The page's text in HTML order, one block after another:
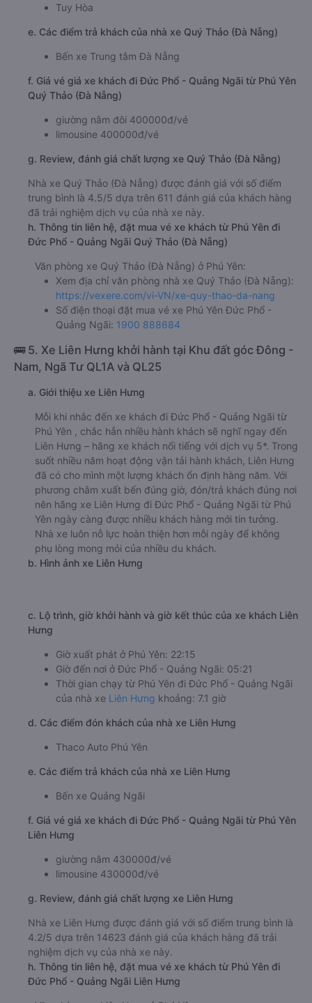
Tuy Hòa
e. Các điểm trả khách của nhà xe Quý Thảo (Đà Nẵng)
Bến xe Trung tâm Đà Nẵng
f. Giá vé giá xe khách đi Đức Phổ - Quảng Ngãi từ Phú Yên
Quý Thảo (Đà Nẵng)
giường nằm đôi 400000đ/vé
limousine 400000đ/vé
g. Review, đánh giá chất lượng xe Quý Thảo (Đà Nẵng)
Nhà xe Quý Thảo (Đà Nẵng) được đánh giá với số điểm
trung bình là 4.5/5 dựa trên 611 đánh giá của khách hàng
đã trải nghiệm dịch vụ của nhà xe này.
h. Thông tin liên hệ, đặt mua vé xe khách từ Phú Yên đi
Đức Phổ - Quảng Ngãi Quý Thảo (Đà Nẵng)
Văn phòng xe Quý Thảo (Đà Nẵng) ở Phú Yên:
Xem địa chỉ văn phòng nhà xe Quý Thảo (Đà Nẵng):
https://vexere.com/vi-VN/xe-quy-thao-da-nang
Số điện thoại đặt mua vé xe Phú Yên Đức Phổ -
Quảng Ngãi: 1900 888684
🚌 5. Xe Liên Hưng khởi hành tại Khu đất góc Đông -
Nam, Ngã Tư QL1A và QL25
a. Giới thiệu xe Liên Hưng
Mỗi khi nhắc đến xe khách đi Đức Phổ - Quảng Ngãi từ
Phú Yên , chắc hẳn nhiều hành khách sẽ nghĩ ngay đến
Liên Hưng – hãng xe khách nổi tiếng với dịch vụ 5*. Trong
suốt nhiều năm hoạt động vận tải hành khách, Liên Hưng
đã có cho mình một lượng khách ổn định hàng năm. Với
phương châm xuất bến đúng giờ, đón/trả khách đúng nơi
nên hãng xe Liên Hưng đi Đức Phổ - Quảng Ngãi từ Phú
Yên ngày càng được nhiều khách hàng mới tin tưởng.
Nhà xe luôn nỗ lực hoàn thiện hơn mỗi ngày để không
phụ lòng mong mỏi của nhiều du khách.
b. Hình ảnh xe Liên Hưng
c. Lộ trình, giờ khởi hành và giờ kết thúc của xe khách Liên
Hưng
Giờ xuất phát ở Phú Yên: 22:15
Giờ đến nơi ở Đức Phổ - Quảng Ngãi: 05:21
Thời gian chạy từ Phú Yên đi Đức Phổ - Quảng Ngãi
của nhà xe Liên Hưng khoảng: 7.1 giờ
d. Các điểm đón khách của nhà xe Liên Hưng
Thaco Auto Phú Yên
e. Các điểm trả khách của nhà xe Liên Hưng
Bến xe Quảng Ngãi
f. Giá vé giá xe khách đi Đức Phổ - Quảng Ngãi từ Phú Yên
Liên Hưng
giường nằm 430000đ/vé
limousine 430000đ/vé
g. Review, đánh giá chất lượng xe Liên Hưng
Nhà xe Liên Hưng được đánh giá với số điểm trung bình là
4.2/5 dựa trên 14623 đánh giá của khách hàng đã trải
nghiệm dịch vụ của nhà xe này.
h. Thông tin liên hệ, đặt mua vé xe khách từ Phú Yên đi
Đức Phổ - Quảng Ngãi Liên Hưng